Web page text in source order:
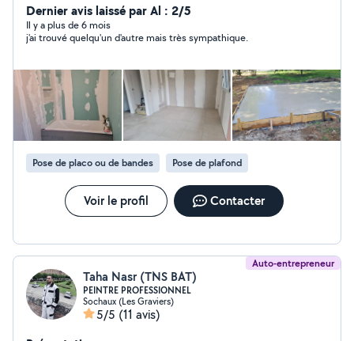
vous propose mes services pour réaliser tous vos
travaux Intérieur/Extérieur, Neuf/Renovation... N'hésitez
pas à me contacter pour discuter ensemble dans un
demandes... PS: "Auto-entrepreneur" mais pas voleur, à
bon entendeur... Bien cordialement, Léonard BARO.
Dernier avis laissé par Al : 2/5
Il y a plus de 6 mois
j'ai trouvé quelqu'un d'autre mais très sympathique.
Pose de placo ou de bandes Pose de plafond
Voir le profil Contacter
Auto-entrepreneur
Taha Nasr (TNS BAT)
PEINTRE PROFESSIONNEL
Sochaux (Les Graviers)
5/5 (11 avis)